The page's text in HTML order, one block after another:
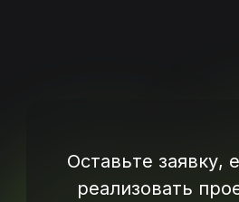
Оставьте заявку,
реализовать